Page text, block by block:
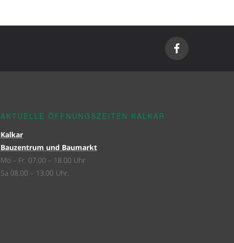
AKTUELLE ÖFFNUNGSZEITEN KALKAR
Kalkar
Bauzentrum und Baumarkt
Mo – Fr. 07.00 – 18.00 Uhr
Sa 08.00 – 13.00 Uhr.